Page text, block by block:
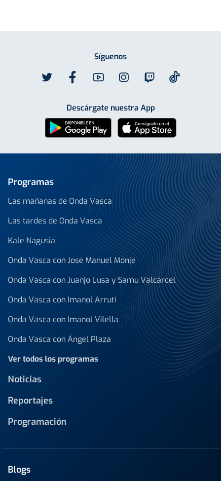
Síguenos
Descárgate nuestra App
Programas
Las mañanas de Onda Vasca
Las tardes de Onda Vasca
Kale Nagusia
Onda Vasca con José Manuel Monje
Onda Vasca con Juanjo Lusa y Samu Valcárcel
Onda Vasca con Imanol Arruti
Onda Vasca con Imanol Vilella
Onda Vasca con Ángel Plaza
Ver todos los programas
Noticias
Reportajes
Programación
Blogs